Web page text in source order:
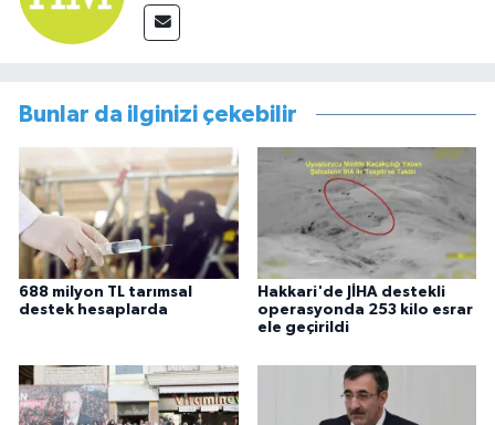
Bunlar da ilginizi çekebilir
688 milyon TL tarımsal
destek hesaplarda
Hakkari'de JİHA destekli
operasyonda 253 kilo esrar
ele geçirildi